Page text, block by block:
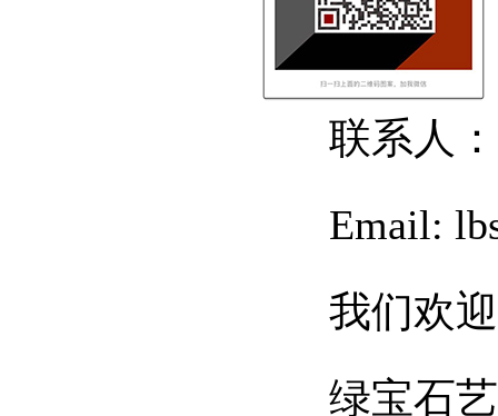
联系人：
Email:
我们欢迎
绿宝石艺